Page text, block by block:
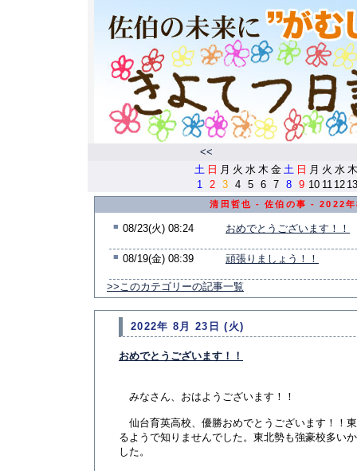
<<
土 日 月 火 水 木 金 土 日 月 火 水 木
1
2 3 4 5 6 7 8 9 10 11 12 13
清田哲也 - 佐伯の事 - 2022年
■ 08/23(火) 08:24 おめでとうございます！！
■ 08/19(金) 08:39 頑張りましょう！！
>>このカテゴリーの記事一覧
2022年 8月 23日 (火)
おめでとうございます！！
みなさん、おはようございます！！
仙台育英高校、優勝おめでとうございます！！
るようで知りませんでした。東北勢も強豪校多い
した。